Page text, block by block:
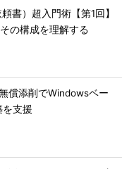
書）超入門術【第1回】
の構成を理解する
償添削でWindowsベー
を支援